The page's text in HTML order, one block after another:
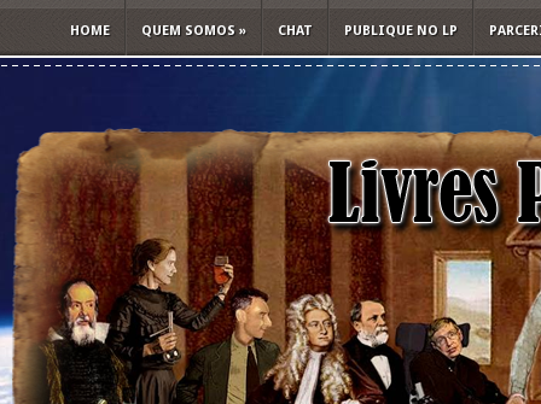
HOME QUEM SOMOS » CHAT PUBLIQUE NO LP